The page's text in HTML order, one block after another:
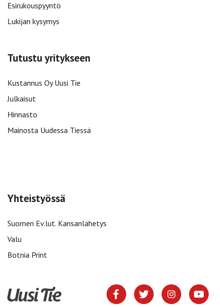
Esirukouspyyntö
Lukijan kysymys
Tutustu yritykseen
Kustannus Oy Uusi Tie
Julkaisut
Hinnasto
Mainosta Uudessa Tiessä
Yhteistyössä
Suomen Ev.lut. Kansanlähetys
Valu
Botnia Print